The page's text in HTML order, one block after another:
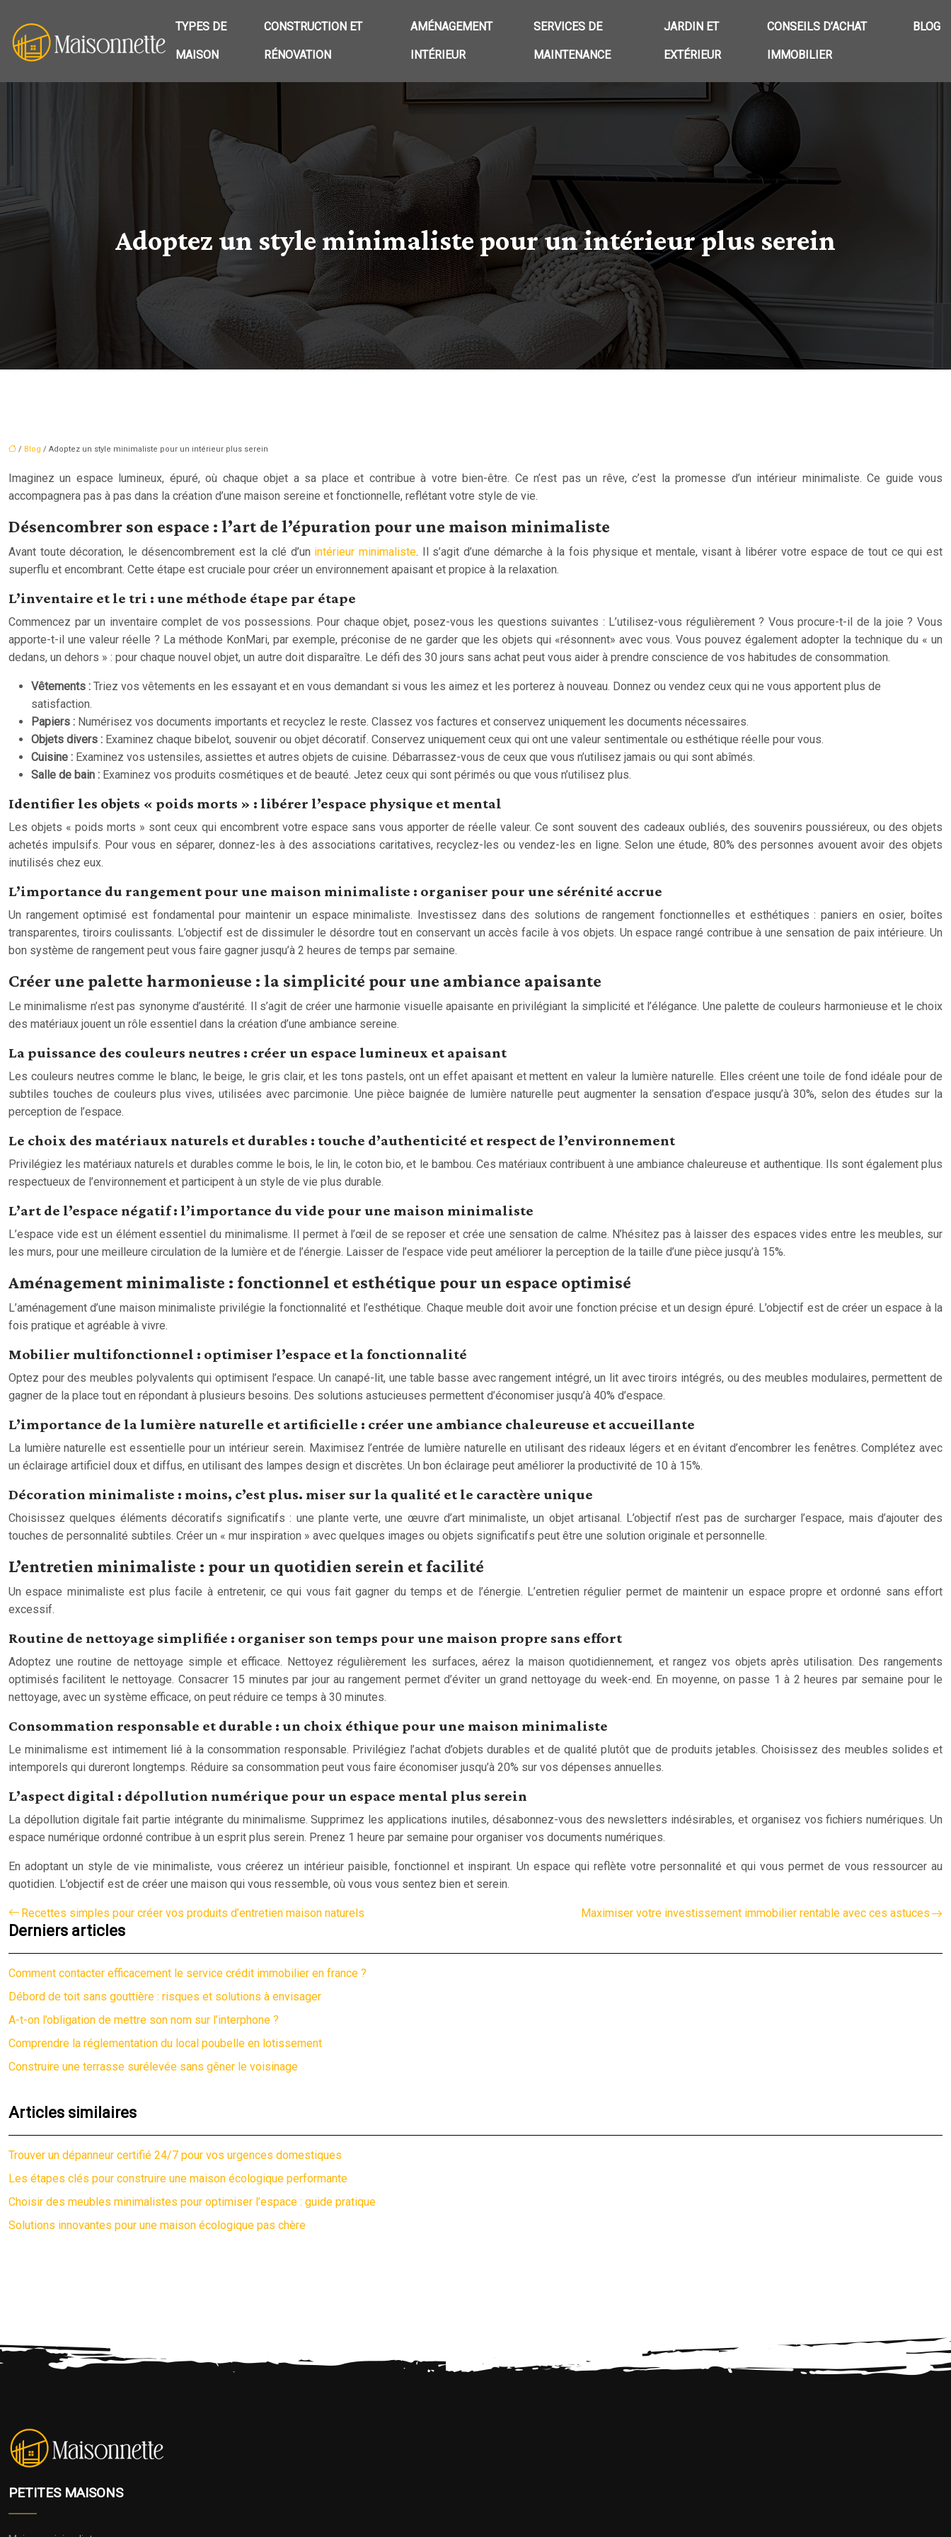
TYPES DE
MAISON
CONSTRUCTION ET
RÉNOVATION
AMÉNAGEMENT
INTÉRIEUR
SERVICES DE
MAINTENANCE
JARDIN ET
EXTÉRIEUR
CONSEILS D’ACHAT
IMMOBILIER
BLOG
Adoptez un style minimaliste pour un intérieur plus serein
/ Blog / Adoptez un style minimaliste pour un intérieur plus serein
Imaginez un espace lumineux, épuré, où chaque objet a sa place et contribue à votre bien-être. Ce n’est pas un rêve, c’est la promesse d’un intérieur minimaliste. Ce guide vous
accompagnera pas à pas dans la création d’une maison sereine et fonctionnelle, reflétant votre style de vie.
Désencombrer son espace : l’art de l’épuration pour une maison minimaliste
Avant toute décoration, le désencombrement est la clé d’un intérieur minimaliste. Il s’agit d’une démarche à la fois physique et mentale, visant à libérer votre espace de tout ce qui est
superflu et encombrant. Cette étape est cruciale pour créer un environnement apaisant et propice à la relaxation.
L’inventaire et le tri : une méthode étape par étape
Commencez par un inventaire complet de vos possessions. Pour chaque objet, posez-vous les questions suivantes : L’utilisez-vous régulièrement ? Vous procure-t-il de la joie ? Vous
apporte-t-il une valeur réelle ? La méthode KonMari, par exemple, préconise de ne garder que les objets qui «résonnent» avec vous. Vous pouvez également adopter la technique du « un
dedans, un dehors » : pour chaque nouvel objet, un autre doit disparaître. Le défi des 30 jours sans achat peut vous aider à prendre conscience de vos habitudes de consommation.
Vêtements : Triez vos vêtements en les essayant et en vous demandant si vous les aimez et les porterez à nouveau. Donnez ou vendez ceux qui ne vous apportent plus de
satisfaction.
Papiers : Numérisez vos documents importants et recyclez le reste. Classez vos factures et conservez uniquement les documents nécessaires.
Objets divers : Examinez chaque bibelot, souvenir ou objet décoratif. Conservez uniquement ceux qui ont une valeur sentimentale ou esthétique réelle pour vous.
Cuisine : Examinez vos ustensiles, assiettes et autres objets de cuisine. Débarrassez-vous de ceux que vous n’utilisez jamais ou qui sont abîmés.
Salle de bain : Examinez vos produits cosmétiques et de beauté. Jetez ceux qui sont périmés ou que vous n’utilisez plus.
Identifier les objets « poids morts » : libérer l’espace physique et mental
Les objets « poids morts » sont ceux qui encombrent votre espace sans vous apporter de réelle valeur. Ce sont souvent des cadeaux oubliés, des souvenirs poussiéreux, ou des objets
achetés impulsifs. Pour vous en séparer, donnez-les à des associations caritatives, recyclez-les ou vendez-les en ligne. Selon une étude, 80% des personnes avouent avoir des objets
inutilisés chez eux.
L’importance du rangement pour une maison minimaliste : organiser pour une sérénité accrue
Un rangement optimisé est fondamental pour maintenir un espace minimaliste. Investissez dans des solutions de rangement fonctionnelles et esthétiques : paniers en osier, boîtes
transparentes, tiroirs coulissants. L’objectif est de dissimuler le désordre tout en conservant un accès facile à vos objets. Un espace rangé contribue à une sensation de paix intérieure. Un
bon système de rangement peut vous faire gagner jusqu’à 2 heures de temps par semaine.
Créer une palette harmonieuse : la simplicité pour une ambiance apaisante
Le minimalisme n’est pas synonyme d’austérité. Il s’agit de créer une harmonie visuelle apaisante en privilégiant la simplicité et l’élégance. Une palette de couleurs harmonieuse et le choix
des matériaux jouent un rôle essentiel dans la création d’une ambiance sereine.
La puissance des couleurs neutres : créer un espace lumineux et apaisant
Les couleurs neutres comme le blanc, le beige, le gris clair, et les tons pastels, ont un effet apaisant et mettent en valeur la lumière naturelle. Elles créent une toile de fond idéale pour de
subtiles touches de couleurs plus vives, utilisées avec parcimonie. Une pièce baignée de lumière naturelle peut augmenter la sensation d’espace jusqu’à 30%, selon des études sur la
perception de l’espace.
Le choix des matériaux naturels et durables : touche d’authenticité et respect de l’environnement
Privilégiez les matériaux naturels et durables comme le bois, le lin, le coton bio, et le bambou. Ces matériaux contribuent à une ambiance chaleureuse et authentique. Ils sont également plus
respectueux de l’environnement et participent à un style de vie plus durable.
L’art de l’espace négatif : l’importance du vide pour une maison minimaliste
L’espace vide est un élément essentiel du minimalisme. Il permet à l’œil de se reposer et crée une sensation de calme. N’hésitez pas à laisser des espaces vides entre les meubles, sur
les murs, pour une meilleure circulation de la lumière et de l’énergie. Laisser de l’espace vide peut améliorer la perception de la taille d’une pièce jusqu’à 15%.
Aménagement minimaliste : fonctionnel et esthétique pour un espace optimisé
L’aménagement d’une maison minimaliste privilégie la fonctionnalité et l’esthétique. Chaque meuble doit avoir une fonction précise et un design épuré. L’objectif est de créer un espace à la
fois pratique et agréable à vivre.
Mobilier multifonctionnel : optimiser l’espace et la fonctionnalité
Optez pour des meubles polyvalents qui optimisent l’espace. Un canapé-lit, une table basse avec rangement intégré, un lit avec tiroirs intégrés, ou des meubles modulaires, permettent de
gagner de la place tout en répondant à plusieurs besoins. Des solutions astucieuses permettent d’économiser jusqu’à 40% d’espace.
L’importance de la lumière naturelle et artificielle : créer une ambiance chaleureuse et accueillante
La lumière naturelle est essentielle pour un intérieur serein. Maximisez l’entrée de lumière naturelle en utilisant des rideaux légers et en évitant d’encombrer les fenêtres. Complétez avec
un éclairage artificiel doux et diffus, en utilisant des lampes design et discrètes. Un bon éclairage peut améliorer la productivité de 10 à 15%.
Décoration minimaliste : moins, c’est plus. miser sur la qualité et le caractère unique
Choisissez quelques éléments décoratifs significatifs : une plante verte, une œuvre d’art minimaliste, un objet artisanal. L’objectif n’est pas de surcharger l’espace, mais d’ajouter des
touches de personnalité subtiles. Créer un « mur inspiration » avec quelques images ou objets significatifs peut être une solution originale et personnelle.
L’entretien minimaliste : pour un quotidien serein et facilité
Un espace minimaliste est plus facile à entretenir, ce qui vous fait gagner du temps et de l’énergie. L’entretien régulier permet de maintenir un espace propre et ordonné sans effort
excessif.
Routine de nettoyage simplifiée : organiser son temps pour une maison propre sans effort
Adoptez une routine de nettoyage simple et efficace. Nettoyez régulièrement les surfaces, aérez la maison quotidiennement, et rangez vos objets après utilisation. Des rangements
optimisés facilitent le nettoyage. Consacrer 15 minutes par jour au rangement permet d’éviter un grand nettoyage du week-end. En moyenne, on passe 1 à 2 heures par semaine pour le
nettoyage, avec un système efficace, on peut réduire ce temps à 30 minutes.
Consommation responsable et durable : un choix éthique pour une maison minimaliste
Le minimalisme est intimement lié à la consommation responsable. Privilégiez l’achat d’objets durables et de qualité plutôt que de produits jetables. Choisissez des meubles solides et
intemporels qui dureront longtemps. Réduire sa consommation peut vous faire économiser jusqu’à 20% sur vos dépenses annuelles.
L’aspect digital : dépollution numérique pour un espace mental plus serein
La dépollution digitale fait partie intégrante du minimalisme. Supprimez les applications inutiles, désabonnez-vous des newsletters indésirables, et organisez vos fichiers numériques. Un
espace numérique ordonné contribue à un esprit plus serein. Prenez 1 heure par semaine pour organiser vos documents numériques.
En adoptant un style de vie minimaliste, vous créerez un intérieur paisible, fonctionnel et inspirant. Un espace qui reflète votre personnalité et qui vous permet de vous ressourcer au
quotidien. L’objectif est de créer une maison qui vous ressemble, où vous vous sentez bien et serein.
Recettes simples pour créer vos produits d’entretien maison naturels Maximiser votre investissement immobilier rentable avec ces astuces
Derniers articles
Comment contacter efficacement le service crédit immobilier en france ?
Débord de toit sans gouttière : risques et solutions à envisager
A-t-on l’obligation de mettre son nom sur l’interphone ?
Comprendre la réglementation du local poubelle en lotissement
Construire une terrasse surélevée sans gêner le voisinage
Articles similaires
Trouver un dépanneur certifié 24/7 pour vos urgences domestiques
Les étapes clés pour construire une maison écologique performante
Choisir des meubles minimalistes pour optimiser l’espace : guide pratique
Solutions innovantes pour une maison écologique pas chère
PETITES MAISONS